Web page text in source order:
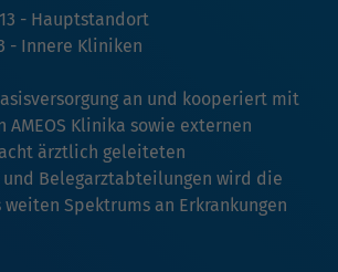
- Hauptstandort
- Innere Kliniken
an und kooperiert mit
Klinika sowie externen
ärztlich geleiteten
Belegarztabteilungen wird die
weiten Spektrums an Erkrankungen